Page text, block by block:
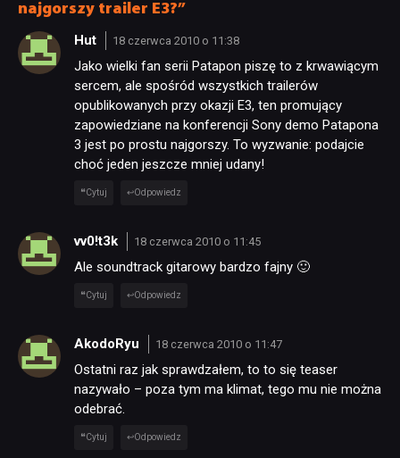
najgorszy trailer E3?”
Hut 18 czerwca 2010 o 11:38
Jako wielki fan serii Patapon piszę to z krwawiącym
sercem, ale spośród wszystkich trailerów
opublikowanych przy okazji E3, ten promujący
zapowiedziane na konferencji Sony demo Patapona
3 jest po prostu najgorszy. To wyzwanie: podajcie
choć jeden jeszcze mniej udany!
Cytuj Odpowiedz
vv0!t3k 18 czerwca 2010 o 11:45
Ale soundtrack gitarowy bardzo fajny 🙂
Cytuj Odpowiedz
AkodoRyu 18 czerwca 2010 o 11:47
Ostatni raz jak sprawdzałem, to to się teaser
nazywało – poza tym ma klimat, tego mu nie można
odebrać.
Cytuj Odpowiedz